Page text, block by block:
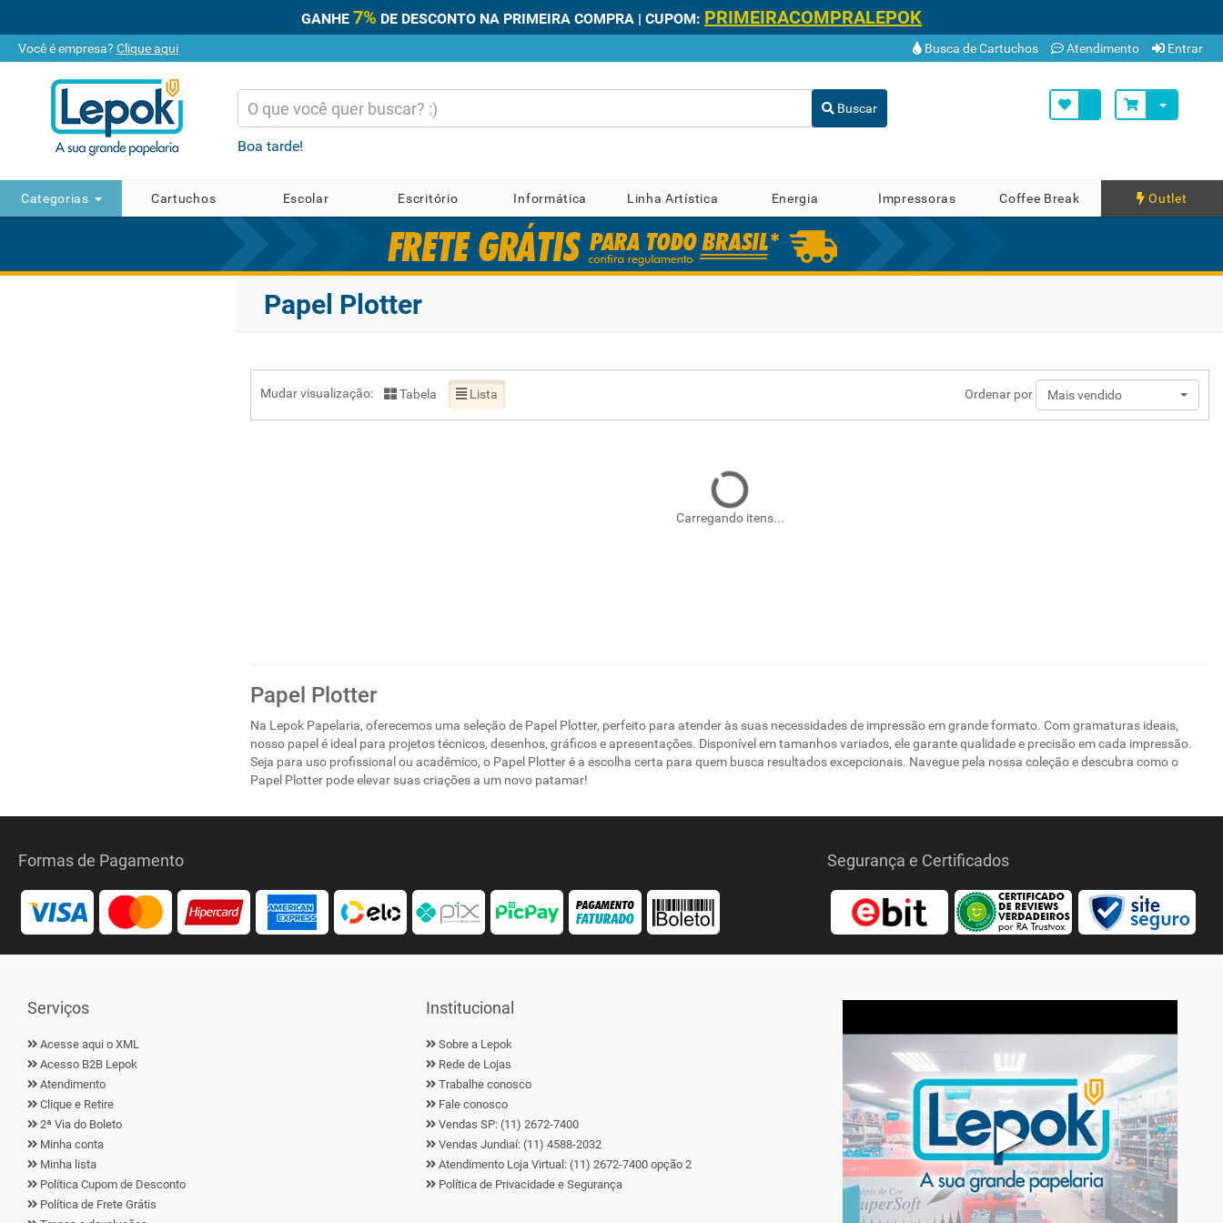
GANHE 7% DE DESCONTO NA PRIMEIRA COMPRA | CUPOM: PRIMEIRACOMPRALEPOK
Você é empresa? Clique aqui Busca de Cartuchos Atendimento Entrar
Buscar
Boa tarde!
Categorias Cartuchos Escolar Escritório Informática Linha Artística Energia Impressoras Coffee Break Outlet
Papel Plotter
Mudar visualização: Tabela Lista Ordenar por Mais vendido
Carregando itens...
Papel Plotter
Na Lepok Papelaria, oferecemos uma seleção de Papel Plotter, perfeito para atender às suas necessidades de impressão em grande formato. Com gramaturas ideais,
nosso papel é ideal para projetos técnicos, desenhos, gráficos e apresentações. Disponível em tamanhos variados, ele garante qualidade e precisão em cada impressão.
Seja para uso profissional ou acadêmico, o Papel Plotter é a escolha certa para quem busca resultados excepcionais. Navegue pela nossa coleção e descubra como o
Papel Plotter pode elevar suas criações a um novo patamar!
Formas de Pagamento Segurança e Certificados
Serviços
Acesse aqui o XML
Acesso B2B Lepok
Atendimento
Clique e Retire
2ª Via do Boleto
Minha conta
Minha lista
Política Cupom de Desconto
Política de Frete Grátis
Institucional
Sobre a Lepok
Rede de Lojas
Trabalhe conosco
Fale conosco
Vendas SP: (11) 2672-7400
Vendas Jundiaí: (11) 4588-2032
Atendimento Loja Virtual: (11) 2672-7400 opção 2
Política de Privacidade e Segurança
▶